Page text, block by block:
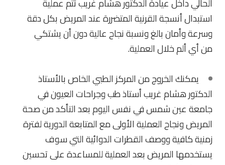
الحالي داخل عيادة الدكتور هشام غريب تتم عملية
استبدال أنسجة القرنية المتضررة عند المريض بكل دقة
وسرعة وأمان بالغ ونسبة نجاح عالية دون أن يشتكي
من أي ألم خلال العملية.
يمكنك الخروج من المركز الطبي الخاص بالأستاذ
الدكتور هشام غريب أستاذ طب وجراحات العيون في
جامعة عين شمس في نفس اليوم بعد التأكد من صحة
المريض ونجاح العملية الأولى مع المتابعة الدورية لفترة
زمنية كافية ووصف القطرات الدوائية التي سوف
يستخدمها المريض بعد العملية للمساعدة على تحسين